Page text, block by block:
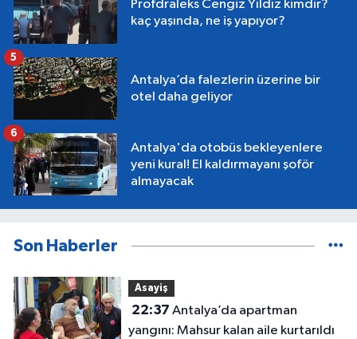
Profdraleks Cengiz Yıldız kimdir?
kaç yaşında, ne iş yapıyor?
Antalya’da falezlerin üzerine bir
otel daha geliyor
5
Antalya'da otobüs bekleyenlere
yeni kural! El kaldırmayanı şoför
almayacak
6
Son Haberler
Asayiş
22:37
yangını: Mahsur kalan aile kurtarıldı